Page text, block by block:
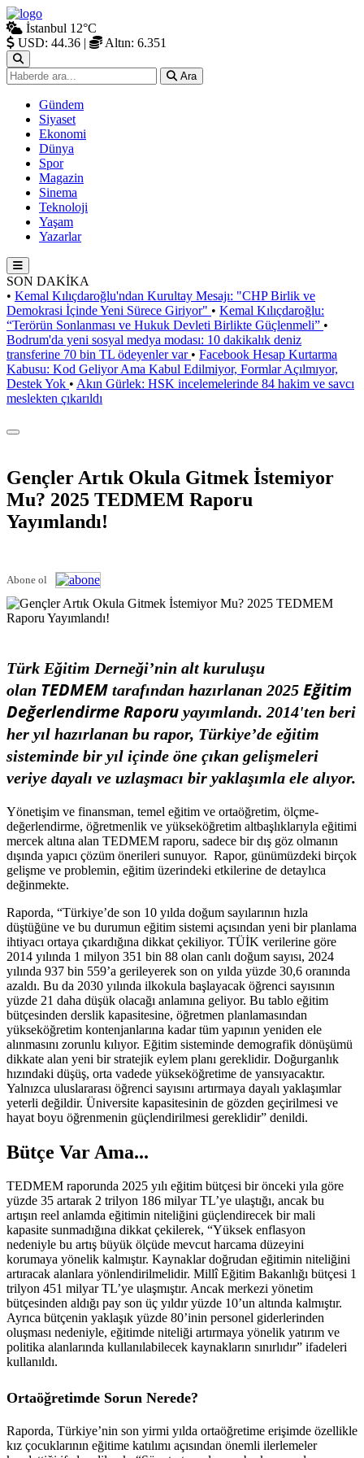
İstanbul 12°C
USD: 44.36 | Altın: 6.351
Ara
Gündem
Siyaset
Ekonomi
Dünya
Spor
Magazin
Sinema
Teknoloji
Yaşam
Yazarlar
SON DAKİKA
• Kemal Kılıçdaroğlu'ndan Kurultay Mesajı: "CHP Birlik ve
Demokrasi İçinde Yeni Sürece Giriyor" • Kemal Kılıçdaroğlu:
“Terörün Sonlanması ve Hukuk Devleti Birlikte Güçlenmeli” •
Bodrum'da yeni sosyal medya modası: 10 dakikalık deniz
transferine 70 bin TL ödeyenler var • Facebook Hesap Kurtarma
Kabusu: Kod Geliyor Ama Kabul Edilmiyor, Formlar Açılmıyor,
Destek Yok • Akın Gürlek: HSK incelemelerinde 84 hakim ve savcı
meslekten çıkarıldı
Gençler Artık Okula Gitmek İstemiyor
Mu? 2025 TEDMEM Raporu
Yayımlandı!
Abone ol
Türk Eğitim Derneği’nin alt kuruluşu
olan TEDMEM tarafından hazırlanan 2025 Eğitim
Değerlendirme Raporu yayımlandı. 2014'ten beri
her yıl hazırlanan bu rapor, Türkiye’de eğitim
sisteminde bir yıl içinde öne çıkan gelişmeleri
veriye dayalı ve uzlaşmacı bir yaklaşımla ele alıyor.
Yönetişim ve finansman, temel eğitim ve ortaöğretim, ölçme-
değerlendirme, öğretmenlik ve yükseköğretim altbaşlıklarıyla eğitimi
mercek altına alan TEDMEM raporu, sadece bir dış göz olmanın
dışında yapıcı çözüm önerileri sunuyor. Rapor, günümüzdeki birçok
gelişme ve problemin, eğitim üzerindeki etkilerine de detaylıca
değinmekte.
Raporda, “Türkiye’de son 10 yılda doğum sayılarının hızla
düştüğüne ve bu durumun eğitim sistemi açısından yeni bir planlama
ihtiyacı ortaya çıkardığına dikkat çekiliyor. TÜİK verilerine göre
2014 yılında 1 milyon 351 bin 88 olan canlı doğum sayısı, 2024
yılında 937 bin 559’a gerileyerek son on yılda yüzde 30,6 oranında
azaldı. Bu da 2030 yılında ilkokula başlayacak öğrenci sayısının
yüzde 21 daha düşük olacağı anlamına geliyor. Bu tablo eğitim
bütçesinden derslik kapasitesine, öğretmen planlamasından
yükseköğretim kontenjanlarına kadar tüm yapının yeniden ele
alınmasını zorunlu kılıyor. Eğitim sisteminde demografik dönüşümü
dikkate alan yeni bir stratejik eylem planı gereklidir. Doğurganlık
hızındaki düşüş, orta vadede yükseköğretime de yansıyacaktır.
Yalnızca uluslararası öğrenci sayısını artırmaya dayalı yaklaşımlar
yeterli değildir. Üniversite kapasitesinin de gözden geçirilmesi ve
hayat boyu öğrenmenin güçlendirilmesi gereklidir” denildi.
Bütçe Var Ama...
TEDMEM raporunda 2025 yılı eğitim bütçesi bir önceki yıla göre
yüzde 35 artarak 2 trilyon 186 milyar TL’ye ulaştığı, ancak bu
artışın reel anlamda eğitimin niteliğini güçlendirecek bir mali
kapasite sunmadığına dikkat çekilerek, “Yüksek enflasyon
nedeniyle bu artış büyük ölçüde mevcut harcama düzeyini
korumaya yönelik kalmıştır. Kaynaklar doğrudan eğitimin niteliğini
artıracak alanlara yönlendirilmelidir. Millî Eğitim Bakanlığı bütçesi 1
trilyon 451 milyar TL’ye ulaşmıştır. Ancak merkezi yönetim
bütçesinden aldığı pay son üç yıldır yüzde 10’un altında kalmıştır.
Ayrıca bütçenin yaklaşık yüzde 80’inin personel giderlerinden
oluşması nedeniyle, eğitimde niteliği artırmaya yönelik yatırım ve
politika alanlarında kullanılabilecek kaynakların sınırlıdır” ifadeleri
kullanıldı.
Ortaöğretimde Sorun Nerede?
Raporda, Türkiye’nin son yirmi yılda ortaöğretime erişimde özellikle
kız çocuklarının eğitime katılımı açısından önemli ilerlemeler